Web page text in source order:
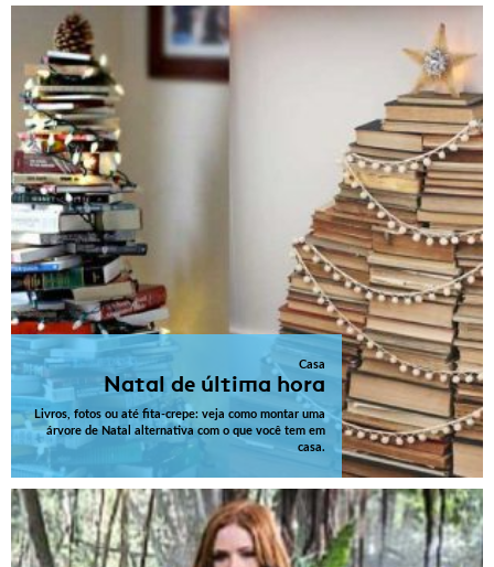
Casa
Natal de última hora
Livros, fotos ou até fita-crepe: veja como montar uma
árvore de Natal alternativa com o que você tem em
casa.